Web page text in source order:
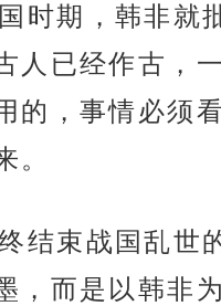
时期，韩非就
人已经作古，
的，事情必须
。
结束战国乱世
，而是以韩非